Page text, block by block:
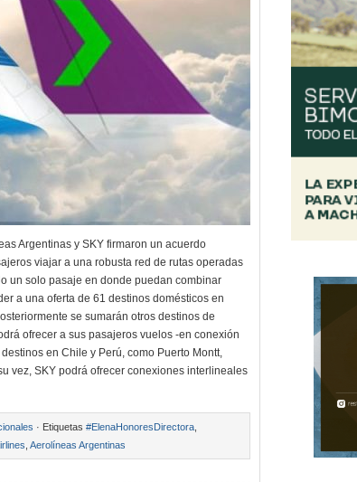
Argentinas y SKY firmaron un acuerdo
viajar a una robusta red de rutas operadas
un solo pasaje en donde puedan combinar
a una oferta de 61 destinos domésticos en
se sumarán otros destinos de
ofrecer a sus pasajeros vuelos -en conexión
en Chile y Perú, como Puerto Montt,
vez, SKY podrá ofrecer conexiones interlineales
· Etiquetas #ElenaHonoresDirectora
Aerolíneas Argentinas